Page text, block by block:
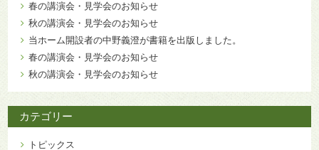
春の講演会・見学会のお知らせ
秋の講演会・見学会のお知らせ
当ホーム開設者の中野義澄が書籍を出版しました。
春の講演会・見学会のお知らせ
秋の講演会・見学会のお知らせ
カテゴリー
トピックス